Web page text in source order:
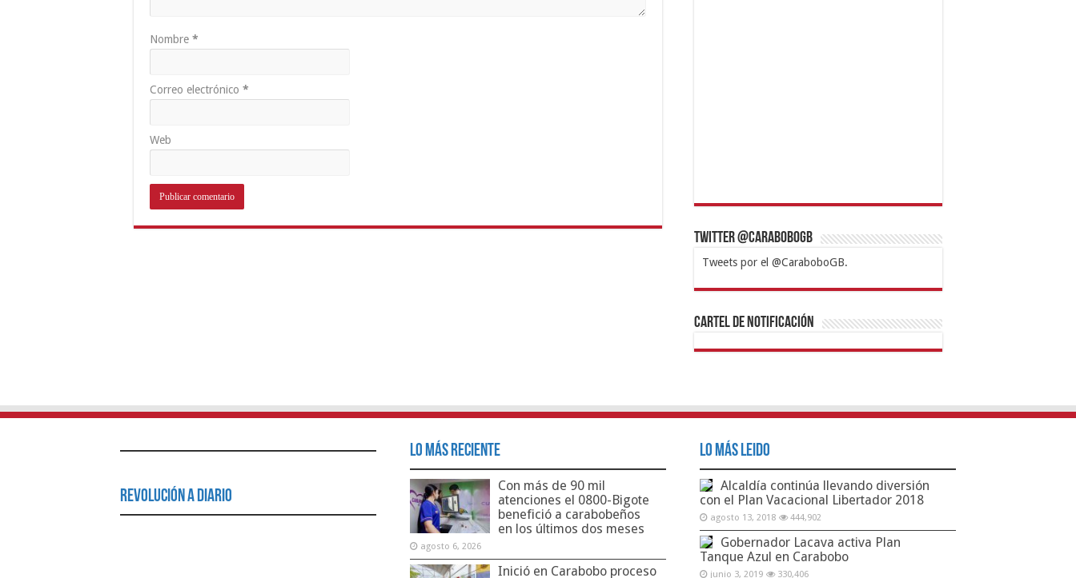
Nombre *
Correo electrónico *
Web
Twitter @CaraboboGB
Tweets por el @CaraboboGB.
1xbetBetturkeyBetistKralbetSupertotobetTipobet
https://mvbcasino.com/
Cartel de Notificación
Revolución a Diario
Lo Más Reciente
Con más de 90 mil
atenciones el 0800-Bigote
benefició a carabobeños
en los últimos dos meses
agosto 6, 2026
Inició en Carabobo proceso
Lo Más Leido
Alcaldía continúa llevando diversión
con el Plan Vacacional Libertador 2018
agosto 13, 2018 444,902
Gobernador Lacava activa Plan
Tanque Azul en Carabobo
junio 3, 2019 330,406